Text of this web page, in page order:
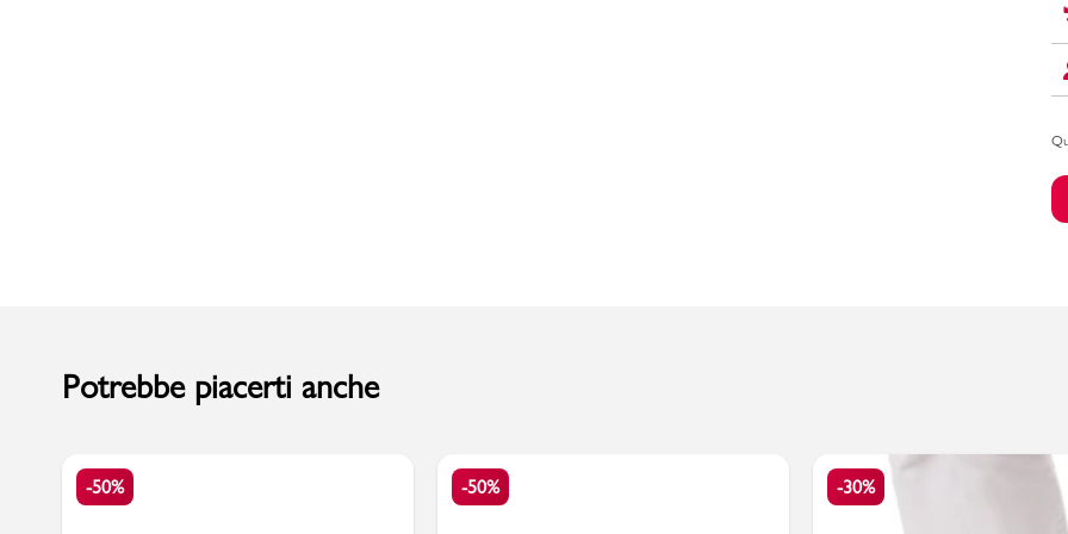
Potrebbe piacerti anche
-50% -50% -30%